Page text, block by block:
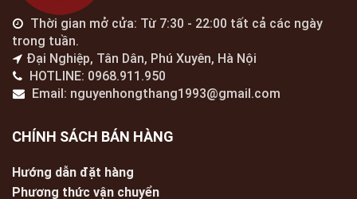
Thời gian mở cửa: Từ 7:30 - 22:00 tất cả các ngày
trong tuần.
Đại Nghiệp, Tân Dân, Phú Xuyên, Hà Nội
HOTLINE: 0968.911.950
Email: nguyenhongthang1993@gmail.com
CHÍNH SÁCH BÁN HÀNG
Hướng dẫn đặt hàng
Phương thức vận chuyển